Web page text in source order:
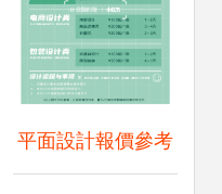
平面設計報價參考